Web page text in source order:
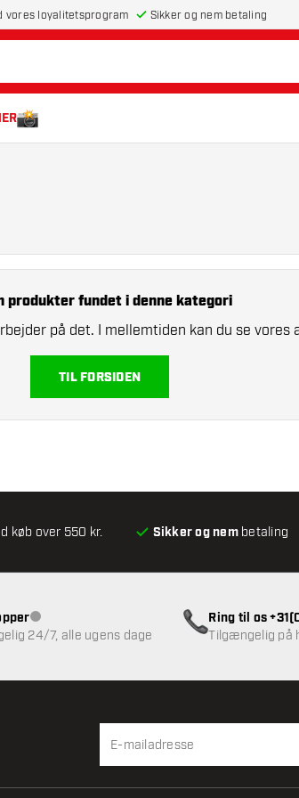
vores loyalitetsprogram Sikker og nem betaling
produkter fundet i denne kategori
på det. I mellemtiden kan du se vores
TIL FORSIDEN
køb over 550 kr. Sikker og nembetaling
Kundeservice ikke tilgængelig
24/7, alle ugens dage
Ring til os
Tilgængelig på